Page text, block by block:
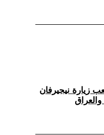
زيارة نيجيرفان